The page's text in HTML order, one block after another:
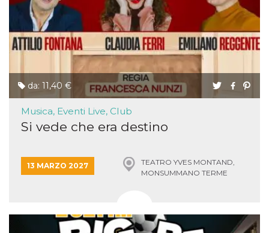
da: 11,40 €
Musica, Eventi Live, Club
Si vede che era destino
13 MARZO 2027
TEATRO YVES MONTAND,
MONSUMMANO TERME